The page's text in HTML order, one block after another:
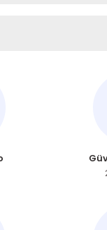
eksik bilgiler